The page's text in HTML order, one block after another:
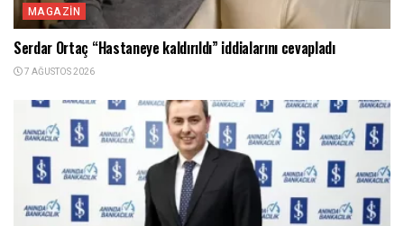
MAGAZIN
Serdar Ortaç “Hastaneye kaldırıldı” iddialarını cevapladı
7 AĞUSTOS 2026